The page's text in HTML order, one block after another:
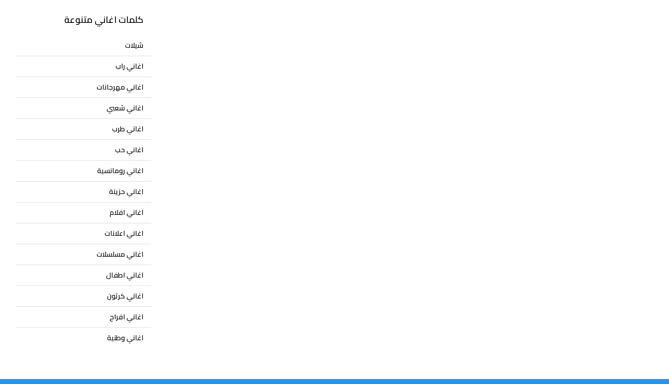
كلمات اغاني متنوعة
شيلات
اغاني راب
اغاني مهرجانات
اغاني شعبي
اغاني طرب
اغاني حب
اغاني رومانسية
اغاني حزينة
اغاني افلام
اغاني اعلانات
اغاني مسلسلات
اغاني اطفال
اغاني كرتون
اغاني افراح
اغاني وطنية